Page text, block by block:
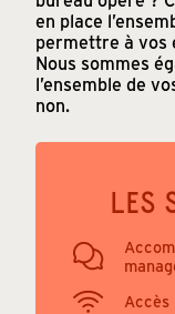
en place
permettre à vos
Nous sommes
l’ensemble de
non.
LES